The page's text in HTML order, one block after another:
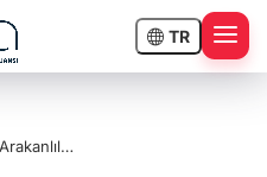
TR
Arakanlıları